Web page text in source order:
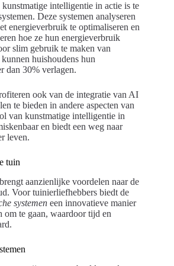
intelligentie in actie is te
Deze systemen analyseren
energieverbruik te optimaliseren en
hoe ze hun energieverbruik
slim gebruik te maken van
huishoudens hun
dan 30% verlagen.
ook van de integratie van AI
te bieden in andere aspecten van
van kunstmatige intelligentie in
en biedt een weg naar
leven.
tuin
aanzienlijke voordelen naar de
Voor tuinierliefhebbers biedt de
systemen een innovatieve manier
te gaan, waardoor tijd en